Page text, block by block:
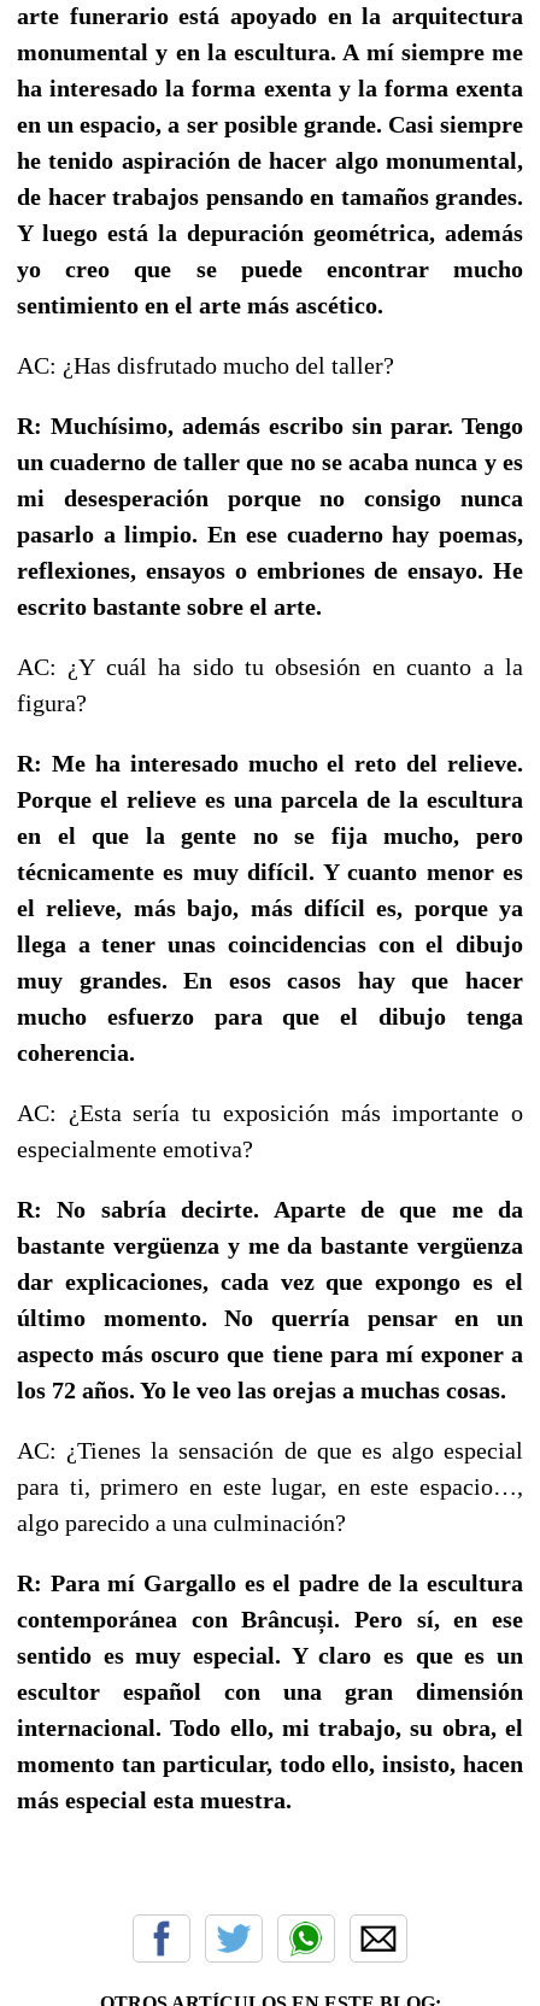
arte funerario está apoyado en la arquitectura
monumental y en la escultura. A mí siempre me
ha interesado la forma exenta y la forma exenta
en un espacio, a ser posible grande. Casi siempre
he tenido aspiración de hacer algo monumental,
de hacer trabajos pensando en tamaños grandes.
Y luego está la depuración geométrica, además
yo creo que se puede encontrar mucho
sentimiento en el arte más ascético.
AC: ¿Has disfrutado mucho del taller?
R: Muchísimo, además escribo sin parar. Tengo
un cuaderno de taller que no se acaba nunca y es
mi desesperación porque no consigo nunca
pasarlo a limpio. En ese cuaderno hay poemas,
reflexiones, ensayos o embriones de ensayo. He
escrito bastante sobre el arte.
AC: ¿Y cuál ha sido tu obsesión en cuanto a la
figura?
R: Me ha interesado mucho el reto del relieve.
Porque el relieve es una parcela de la escultura
en el que la gente no se fija mucho, pero
técnicamente es muy difícil. Y cuanto menor es
el relieve, más bajo, más difícil es, porque ya
llega a tener unas coincidencias con el dibujo
muy grandes. En esos casos hay que hacer
mucho esfuerzo para que el dibujo tenga
coherencia.
AC: ¿Esta sería tu exposición más importante o
especialmente emotiva?
R: No sabría decirte. Aparte de que me da
bastante vergüenza y me da bastante vergüenza
dar explicaciones, cada vez que expongo es el
último momento. No querría pensar en un
aspecto más oscuro que tiene para mí exponer a
los 72 años. Yo le veo las orejas a muchas cosas.
AC: ¿Tienes la sensación de que es algo especial
para ti, primero en este lugar, en este espacio…,
algo parecido a una culminación?
R: Para mí Gargallo es el padre de la escultura
contemporánea con Brâncuși. Pero sí, en ese
sentido es muy especial. Y claro es que es un
escultor español con una gran dimensión
internacional. Todo ello, mi trabajo, su obra, el
momento tan particular, todo ello, insisto, hacen
más especial esta muestra.